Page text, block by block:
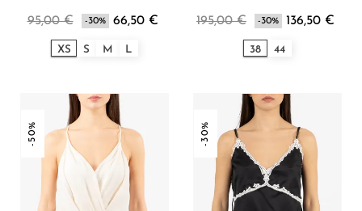
95,00 € -30% 66,50 €
XS S M L
195,00 € -30% 136,50 €
38 44
-50% -30%